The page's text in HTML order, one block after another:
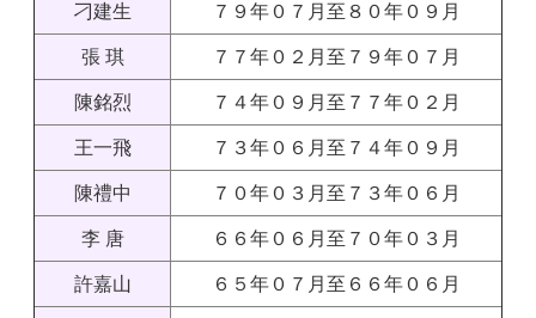
刁建生 ７９年０７月至８０年０９月
張 琪 ７７年０２月至７９年０７月
陳銘烈 ７４年０９月至７７年０２月
王一飛 ７３年０６月至７４年０９月
陳禮中 ７０年０３月至７３年０６月
李 唐 ６６年０６月至７０年０３月
許嘉山 ６５年０７月至６６年０６月